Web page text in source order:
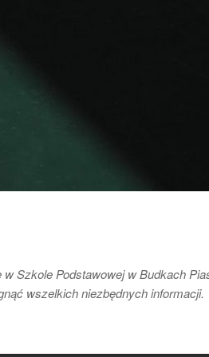
w Szkole Podstawowej w Budkach
wszelkich niezbędnych informacji.